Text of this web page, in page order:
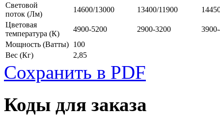
Световой
поток (Лм)
14600/13000 13400/11900
Цветовая
температура (К)
4900-5200 2900-3200
Мощность (Ватты) 100
Вес (Кг) 2,85
Сохранить в PDF
Коды для заказа